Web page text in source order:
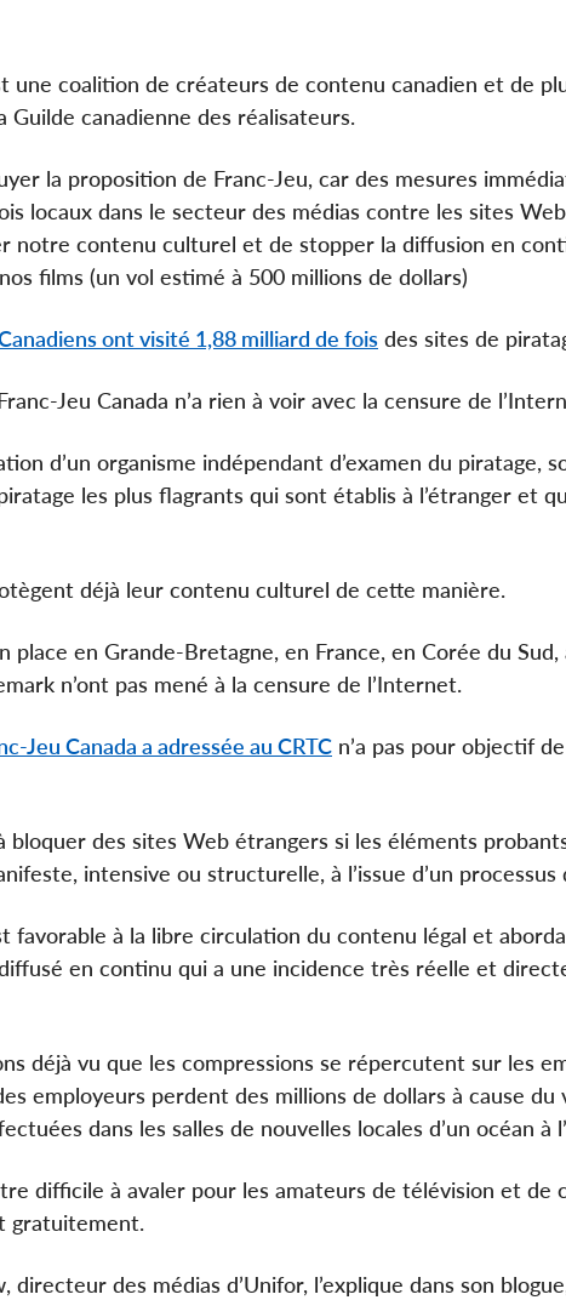
une coalition de créateurs de contenu canadien et de
Guilde canadienne des réalisateurs.
la proposition de Franc-Jeu, car des mesures
locaux dans le secteur des médias contre les sites
notre contenu culturel et de stopper la diffusion en
films (un vol estimé à 500 millions de dollars)
ont visité 1,88 milliard de fois des sites de
Franc-Jeu Canada n’a rien à voir avec la censure de
d’un organisme indépendant d’examen du piratage,
les plus flagrants qui sont établis à l’étranger et
déjà leur contenu culturel de cette manière.
place en Grande-Bretagne, en France, en Corée du
n’ont pas mené à la censure de l’Internet.
Jeu Canada a adressée au CRTC n’a pas pour objectif
bloquer des sites Web étrangers si les éléments
intensive ou structurelle, à l’issue d’un processus
favorable à la libre circulation du contenu légal et
en continu qui a une incidence très réelle et
déjà vu que les compressions se répercutent sur les
employeurs perdent des millions de dollars à cause du
dans les salles de nouvelles locales d’un océan à
difficile à avaler pour les amateurs de télévision et de
gratuitement.
directeur des médias d’Unifor, l’explique dans son